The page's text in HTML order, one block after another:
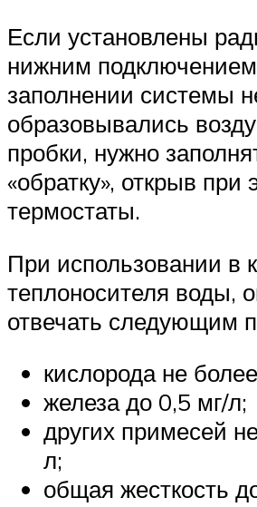
Если установлены
нижним
заполнении системы
образовывались
пробки, нужно
«обратку», открыв при
термостаты.
При использовании в
теплоносителя воды,
отвечать следующим
кислорода не
железа до 0,5 мг/л;
других примесей
л;
общая жесткость